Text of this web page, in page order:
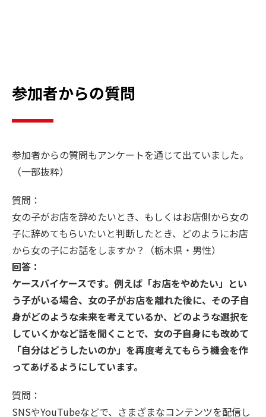
参加者からの質問
参加者からの質問もアンケートを通じて出ていました。
（一部抜粋）
質問：
女の子がお店を辞めたいとき、もしくはお店側から女の
子に辞めてもらいたいと判断したとき、どのようにお店
から女の子にお話をしますか？（栃木県・男性）
回答：
ケースバイケースです。例えば「お店をやめたい」とい
う子がいる場合、女の子がお店を離れた後に、その子自
身がどのような未来を考えているか、どのような選択を
していくかなど話を聞くことで、女の子自身にも改めて
「自分はどうしたいのか」を再度考えてもらう機会を作
ってあげるようにしています。
質問：
SNSやYouTubeなどで、さまざまなコンテンツを配信し